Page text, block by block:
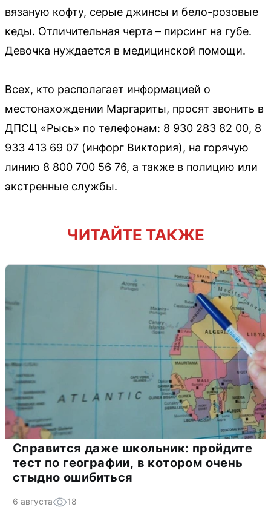
вязаную кофту, серые джинсы и бело-розовые
кеды. Отличительная черта – пирсинг на губе.
Девочка нуждается в медицинской помощи.
Всех, кто располагает информацией о
местонахождении Маргариты, просят звонить в
ДПСЦ «Рысь» по телефонам: 8 930 283 82 00, 8
933 413 69 07 (инфорг Виктория), на горячую
линию 8 800 700 56 76, а также в полицию или
экстренные службы.
ЧИТАЙТЕ ТАКЖЕ
Справится даже школьник: пройдите
тест по географии, в котором очень
стыдно ошибиться
6 августа 18